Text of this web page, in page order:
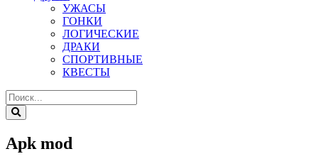
УЖАСЫ
ГОНКИ
ЛОГИЧЕСКИЕ
ДРАКИ
СПОРТИВНЫЕ
КВЕСТЫ
Apk mod